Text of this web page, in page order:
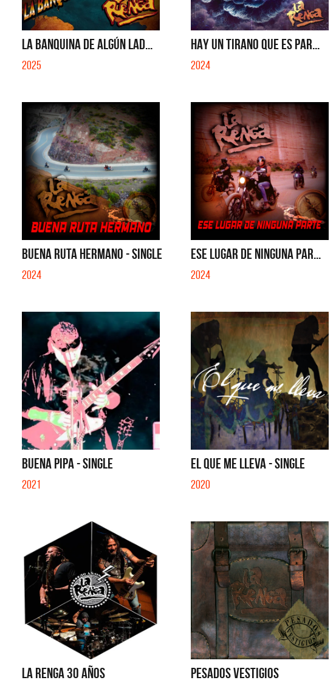
LA BANQUINA DE ALGÚN LAD...
2025
HAY UN TIRANO QUE ES PAR...
2024
BUENA RUTA HERMANO - SINGLE
2024
ESE LUGAR DE NINGUNA PAR...
2024
BUENA PIPA - SINGLE
2021
EL QUE ME LLEVA - SINGLE
2020
LA RENGA 30 AÑOS PESADOS VESTIGIOS
Los Palmeras
YO SOY - SINGLE
Feid
MENTIRA - SINGLE